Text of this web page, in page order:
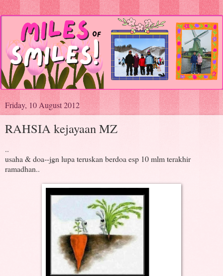
Friday, 10 August 2012
RAHSIA kejayaan MZ
..
usaha & doa--jgn lupa teruskan berdoa esp 10 mlm terakhir
ramadhan..